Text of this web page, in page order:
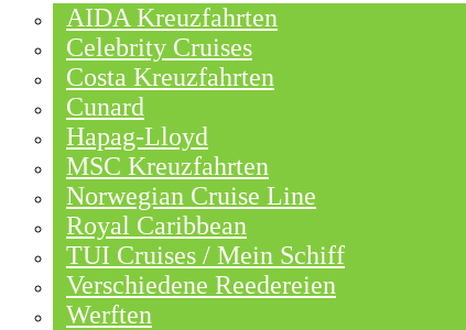
AIDA Kreuzfahrten
Celebrity Cruises
Costa Kreuzfahrten
Cunard
Hapag-Lloyd
MSC Kreuzfahrten
Norwegian Cruise Line
Royal Caribbean
TUI Cruises / Mein Schiff
Verschiedene Reedereien
Werften